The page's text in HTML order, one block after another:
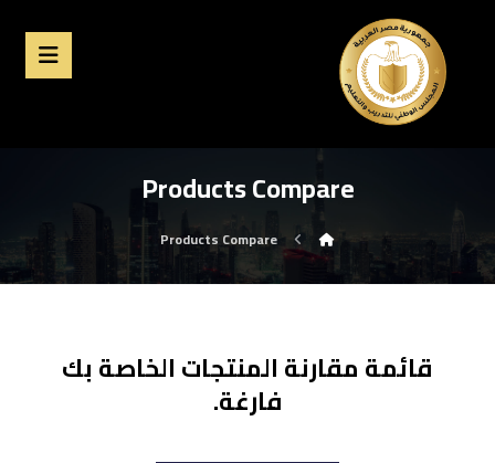
Products Compare
Products Compare
قائمة مقارنة المنتجات الخاصة بك
فارغة.